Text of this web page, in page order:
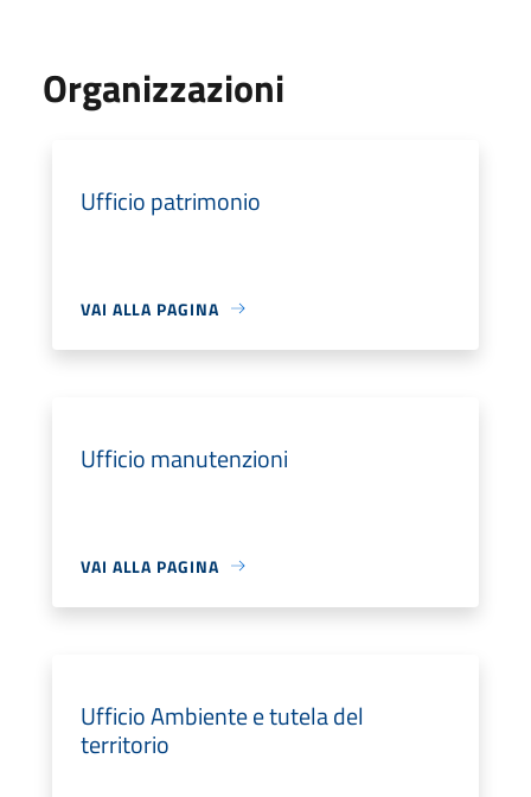
Organizzazioni
Ufficio patrimonio
VAI ALLA PAGINA
Ufficio manutenzioni
VAI ALLA PAGINA
Ufficio Ambiente e tutela del
territorio